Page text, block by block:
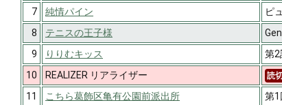
7
純情パイン
ピ
8
テニスの王子様
9
りりむキッス
第2
10
REALIZER リアライザー 読
11 こちら葛飾区亀有公園前派出所
第1